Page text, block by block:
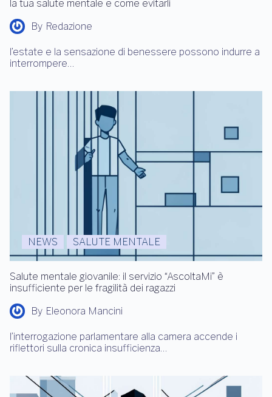
la tua salute mentale e come evitarli
By Redazione
l’estate e la sensazione di benessere possono indurre a
interrompere…
NEWS SALUTE MENTALE
Salute mentale giovanile: il servizio “AscoltaMi” è
insufficiente per le fragilità dei ragazzi
By Eleonora Mancini
l’interrogazione parlamentare alla camera accende i
riflettori sulla cronica insufficienza…